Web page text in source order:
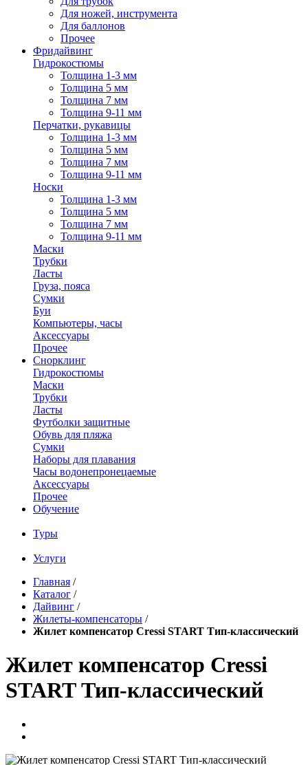
Для ножей, инструмента
Для баллонов
Прочее
Фридайвинг
Гидрокостюмы
Толщина 1-3 мм
Толщина 5 мм
Толщина 7 мм
Толщина 9-11 мм
Перчатки, рукавицы
Толщина 1-3 мм
Толщина 5 мм
Толщина 7 мм
Толщина 9-11 мм
Носки
Толщина 1-3 мм
Толщина 5 мм
Толщина 7 мм
Толщина 9-11 мм
Маски
Трубки
Ласты
Груза, пояса
Сумки
Буи
Компьютеры, часы
Аксессуары
Прочее
Снорклинг
Гидрокостюмы
Маски
Трубки
Ласты
Футболки защитные
Обувь для пляжа
Сумки
Наборы для плавания
Часы водонепронецаемые
Аксессуары
Прочее
Обучение
Туры
Услуги
Главная /
Каталог /
Дайвинг /
Жилеты-компенсаторы /
Жилет компенсатор Cressi START Тип-классический
Жилет компенсатор Cressi
START Тип-классический